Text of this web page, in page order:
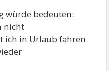
würde bedeuten:
nicht
ich in Urlaub fahren